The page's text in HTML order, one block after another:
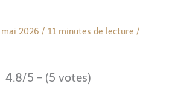
mai 2026 / 11 minutes de lecture /
4.8/5 - (5 votes)